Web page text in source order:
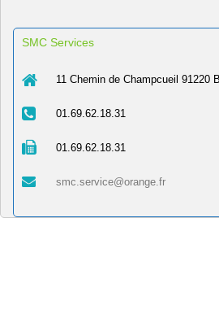
SMC Services
11 Chemin de Champcueil 91220
01.69.62.18.31
01.69.62.18.31
smc.service@orange.fr